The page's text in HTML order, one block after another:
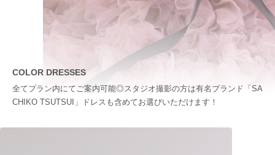
COLOR DRESSES
全てプラン内にてご案内可能◎スタジオ撮影の方は有名ブランド「SA
CHIKO TSUTSUI」ドレスも含めてお選びいただけます！